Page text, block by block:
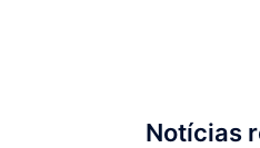
Notícias